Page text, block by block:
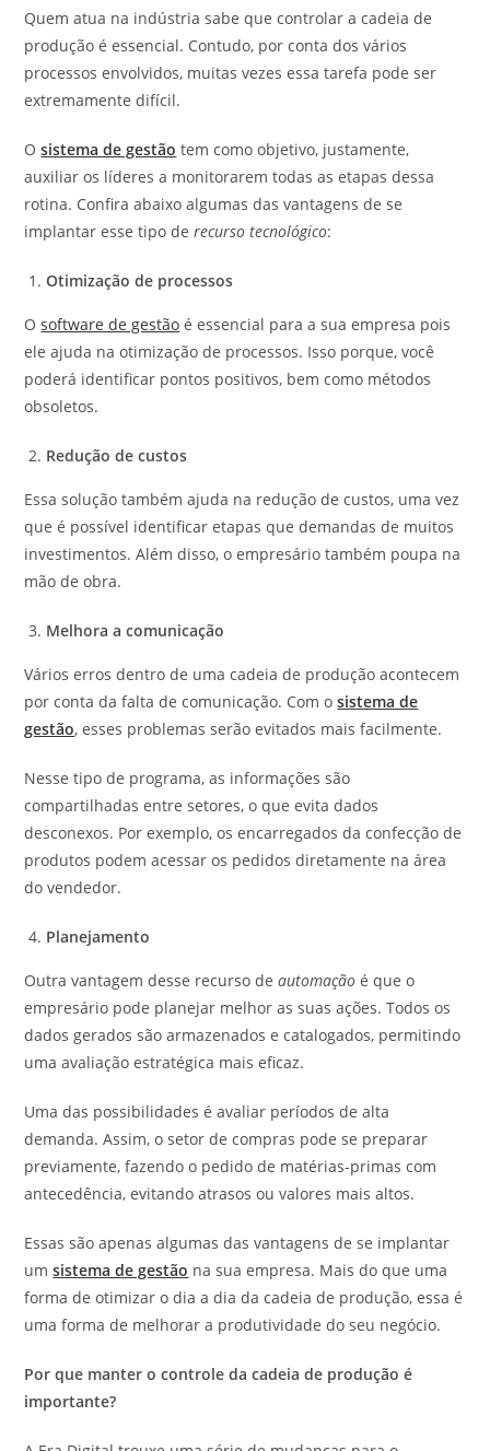
Quem atua na indústria sabe que controlar a cadeia de
produção é essencial. Contudo, por conta dos vários
processos envolvidos, muitas vezes essa tarefa pode ser
extremamente difícil.
Osistema de gestão tem como objetivo, justamente,
auxiliar os líderes a monitorarem todas as etapas dessa
rotina. Confira abaixo algumas das vantagens de se
implantar esse tipo derecurso tecnológico:
Otimização de processos
Osoftware de gestão é essencial para a sua empresa pois
ele ajuda na otimização de processos. Isso porque, você
poderá identificar pontos positivos, bem como métodos
obsoletos.
Redução de custos
Essa solução também ajuda na redução de custos, uma vez
que é possível identificar etapas que demandas de muitos
investimentos. Além disso, o empresário também poupa na
mão de obra.
Melhora a comunicação
Vários erros dentro de uma cadeia de produção acontecem
por conta da falta de comunicação. Com osistema de
gestão, esses problemas serão evitados mais facilmente.
Nesse tipo de programa, as informações são
compartilhadas entre setores, o que evita dados
desconexos. Por exemplo, os encarregados da confecção de
produtos podem acessar os pedidos diretamente na área
do vendedor.
Planejamento
Outra vantagem desse recurso deautomação é que o
empresário pode planejar melhor as suas ações. Todos os
dados gerados são armazenados e catalogados, permitindo
uma avaliação estratégica mais eficaz.
Uma das possibilidades é avaliar períodos de alta
demanda. Assim, o setor de compras pode se preparar
previamente, fazendo o pedido de matérias-primas com
antecedência, evitando atrasos ou valores mais altos.
Essas são apenas algumas das vantagens de se implantar
umsistema de gestão na sua empresa. Mais do que uma
forma de otimizar o dia a dia da cadeia de produção, essa é
uma forma de melhorar a produtividade do seu negócio.
Por que manter o controle da cadeia de produção é
importante?